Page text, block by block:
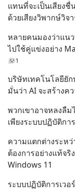
แทนที่จะเป็นเสียง
ด้วยเสียงวิพากษ์วิ
หลายคนมองว่าแน
ไปใช้คู่แข่งอย่าง
1
บริษัทเทคโนโลยียั
มั่นว่า AI จะสร้าง
พวกเขาอาจหลงลื
เพียงระบบปฏิบัติกา
ความแตกต่างระห
ต้องการอย่างแท้จริ
Windows 11
ระบบปฏิบัติการเว